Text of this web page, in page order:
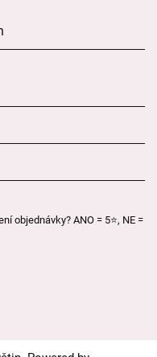
objednávky? ANO = 5⭐, NE =